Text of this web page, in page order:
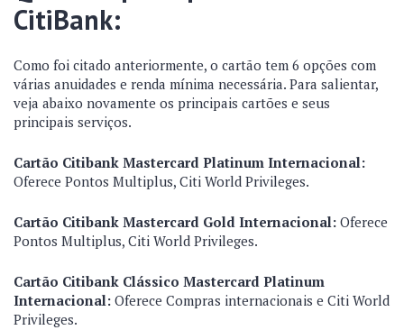
CitiBank:
Como foi citado anteriormente, o cartão tem 6 opções com
várias anuidades e renda mínima necessária. Para salientar,
veja abaixo novamente os principais cartões e seus
principais serviços.
Cartão Citibank Mastercard Platinum Internacional:
Oferece Pontos Multiplus, Citi World Privileges.
Cartão Citibank Mastercard Gold Internacional: Oferece
Pontos Multiplus, Citi World Privileges.
Cartão Citibank Clássico Mastercard Platinum
Internacional: Oferece Compras internacionais e Citi World
Privileges.